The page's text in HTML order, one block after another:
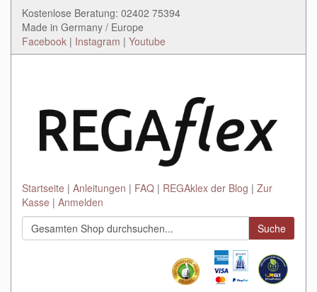
Kostenlose Beratung: 02402 75394
Made in Germany / Europe
Facebook | Instagram | Youtube
Startseite Anleitungen FAQ REGAklex der Blog
Zur
Kasse
Anmelden
Suche